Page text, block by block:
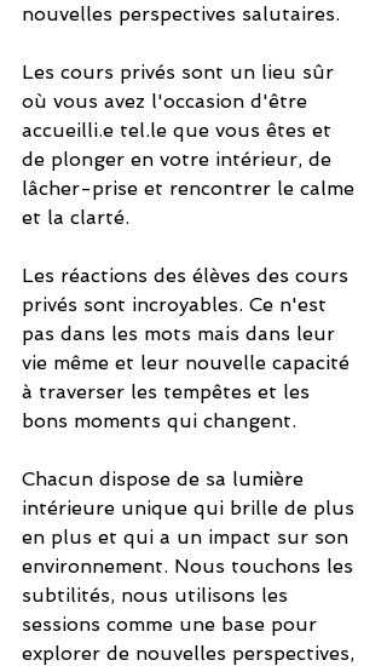
nouvelles perspectives salutaires.
Les cours privés sont un lieu sûr
où vous avez l'occasion d'être
accueilli.e tel.le que vous êtes et
de plonger en votre intérieur, de
lâcher-prise et rencontrer le calme
et la clarté.
Les réactions des élèves des cours
privés sont incroyables. Ce n'est
pas dans les mots mais dans leur
vie même et leur nouvelle capacité
à traverser les tempêtes et les
bons moments qui changent.
Chacun dispose de sa lumière
intérieure unique qui brille de plus
en plus et qui a un impact sur son
environnement. Nous touchons les
subtilités, nous utilisons les
sessions comme une base pour
explorer de nouvelles perspectives,